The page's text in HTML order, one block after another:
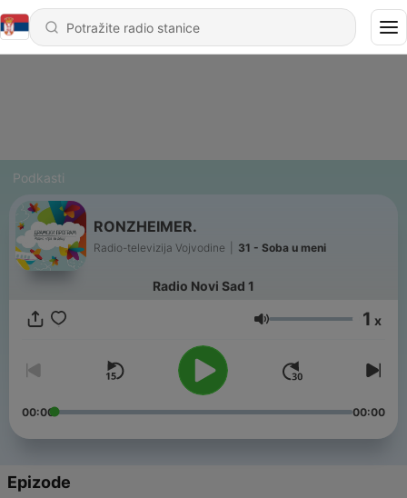
Podkasti
RONZHEIMER.
Radio-televizija Vojvodine 31 - Soba u meni
Radio Novi Sad 1
Jačina zvuka 1 x
00:00 00:00
Epizode